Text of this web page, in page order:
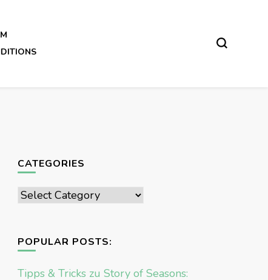
CATEGORIES
Categories
POPULAR POSTS:
Tipps & Tricks zu Story of Seasons: